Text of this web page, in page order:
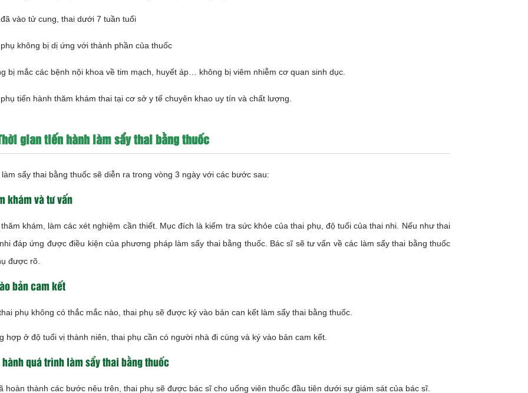
vào tử cung, thai dưới 7 tuần tuổi
không bị dị ứng với thành phần của thuốc
bị mắc các bệnh nội khoa về tim mạch, huyết áp… không bị viêm nhiễm cơ quan sinh dục.
tiến hành thăm khám thai tại cơ sở y tế chuyên khao uy tín và chất lượng.
gian tiến hành làm sẩy thai bằng thuốc
sẩy thai bằng thuốc sẽ diễn ra trong vòng 3 ngày với các bước sau:
khám và tư vấn
khám, làm các xét nghiệm cần thiết. Mục đích là kiểm tra sức khỏe của thai phụ, độ tuổi của thai nhi. Nếu như thai
đáp ứng được điều kiện của phương pháp làm sẩy thai bằng thuốc. Bác sĩ sẽ tư vấn về các làm sẩy thai bằng thuốc
được rõ.
bản cam kết
phụ không có thắc mắc nào, thai phụ sẽ được ký vào bản can kết làm sẩy thai bằng thuốc.
hợp ở độ tuổi vị thành niên, thai phụ cần có người nhà đi cùng và ký vào bản cam kết.
hành quá trình làm sẩy thai bằng thuốc
hoàn thành các bước nêu trên, thai phụ sẽ được bác sĩ cho uống viên thuốc đầu tiên dưới sự giám sát của bác sĩ.